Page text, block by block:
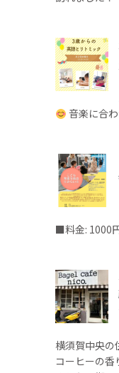
音楽に合
■料金: 1000
横須賀中央の
コーヒーの香